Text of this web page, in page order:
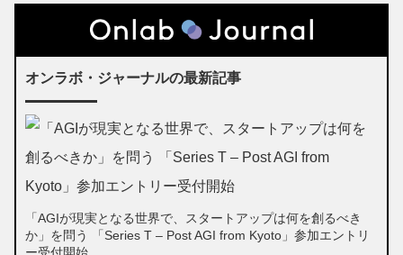
オンラボ・ジャーナルの最新記事
「AGIが現実となる世界で、スタートアップは何を創るべき
か」を問う 「Series T – Post AGI from Kyoto」参加エントリ
ー受付開始